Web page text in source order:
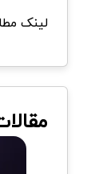
لینک